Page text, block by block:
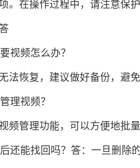
。在操作过程中，请注意保
视频怎么办？
法恢复，建议做好备份，避免
理视频？
频管理功能，可以方便地批
还能找回吗？答：一旦删除